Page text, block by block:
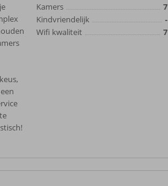
Kamers
7
Kindvriendelijk
-
Wifi kwaliteit
7